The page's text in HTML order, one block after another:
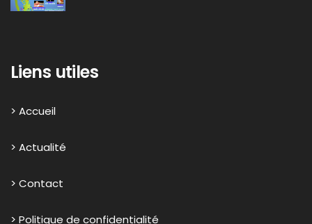
Liens utiles
> Accueil
> Actualité
> Contact
> Politique de confidentialité